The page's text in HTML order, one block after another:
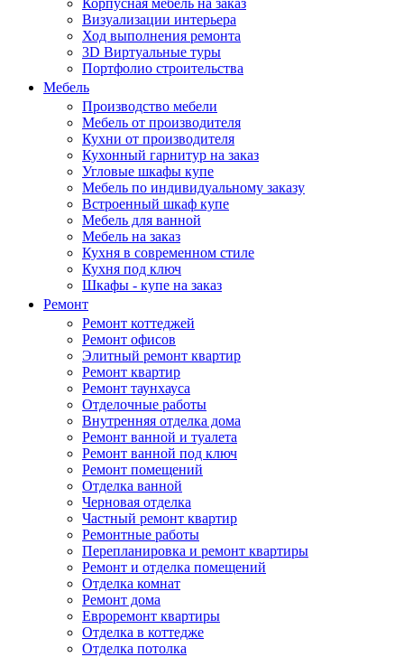
Визуализации интерьера
Ход выполнения ремонта
3D Виртуальные туры
Портфолио строительства
Мебель
Производство мебели
Мебель от производителя
Кухни от производителя
Кухонный гарнитур на заказ
Угловые шкафы купе
Мебель по индивидуальному заказу
Встроенный шкаф купе
Мебель для ванной
Мебель на заказ
Кухня в современном стиле
Кухня под ключ
Шкафы - купе на заказ
Ремонт
Ремонт коттеджей
Ремонт офисов
Элитный ремонт квартир
Ремонт квартир
Ремонт таунхауса
Отделочные работы
Внутренняя отделка дома
Ремонт ванной и туалета
Ремонт ванной под ключ
Ремонт помещений
Отделка ванной
Черновая отделка
Частный ремонт квартир
Ремонтные работы
Перепланировка и ремонт квартиры
Ремонт и отделка помещений
Отделка комнат
Ремонт дома
Евроремонт квартиры
Отделка в коттедже
Отделка потолка